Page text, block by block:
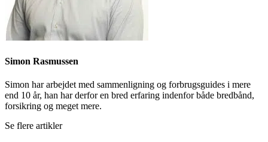
Simon Rasmussen
Simon har arbejdet med sammenligning og forbrugsguides i mere
end 10 år, han har derfor en bred erfaring indenfor både bredbånd,
forsikring og meget mere.
Se flere artikler